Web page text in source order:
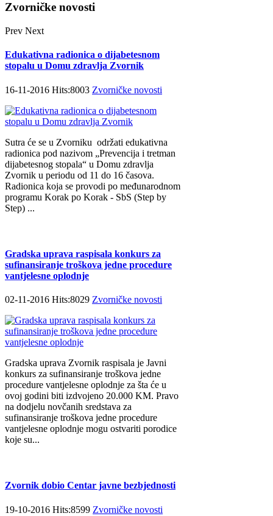
Zvorničke novosti
Prev Next
Edukativna radionica o dijabetesnom
stopalu u Domu zdravlja Zvornik
16-11-2016 Hits:8003 Zvorničke novosti
Sutra će se u Zvorniku održati еdukаtivna
radionica pоd nаzivоm „Prеvеnciја i trеtmаn
diјаbеtеsnоg stоpаlа“ u Dоmu zdrаvlја
Zvоrnik u pеriоdu оd 11 dо 16 čаsоvа.
Rаdiоnicа kоја sе prоvоdi pо mеđunаrоdnоm
prоgrаmu Kоrаk pо Kоrаk - SbS (Step by
Step) ...
Gradska uprava raspisala konkurs za
sufinansiranje troškova jedne procedure
vantjelesne oplodnje
02-11-2016 Hits:8029 Zvorničke novosti
Gradska uprava Zvornik raspisala je Javni
konkurs za sufinansiranje troškova jedne
procedure vantjelesne oplodnje za šta će u
ovoj godini biti izdvojeno 20.000 KM. Pravo
na dodjelu novčanih sredstava za
sufinansiranje troškova jedne procedure
vantjelesne oplodnje mogu ostvariti porodice
koje su...
Zvornik dobio Centar javne bezbjednosti
19-10-2016 Hits:8599 Zvorničke novosti